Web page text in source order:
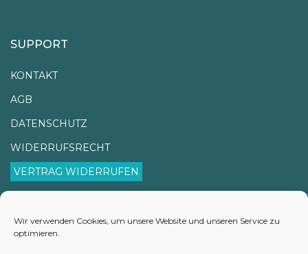
Wir verwenden Cookies, um unsere Website und unseren Service zu
optimieren.
SUPPORT
KONTAKT
AGB
DATENSCHUTZ
WIDERRUFSRECHT
VERTRAG WIDERRUFEN
VERSANDINFORMATIONEN